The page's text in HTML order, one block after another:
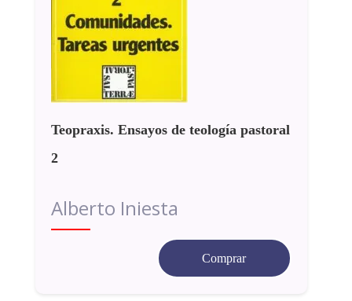
Teopraxis. Ensayos de teología pastoral
2
Alberto Iniesta
Comprar